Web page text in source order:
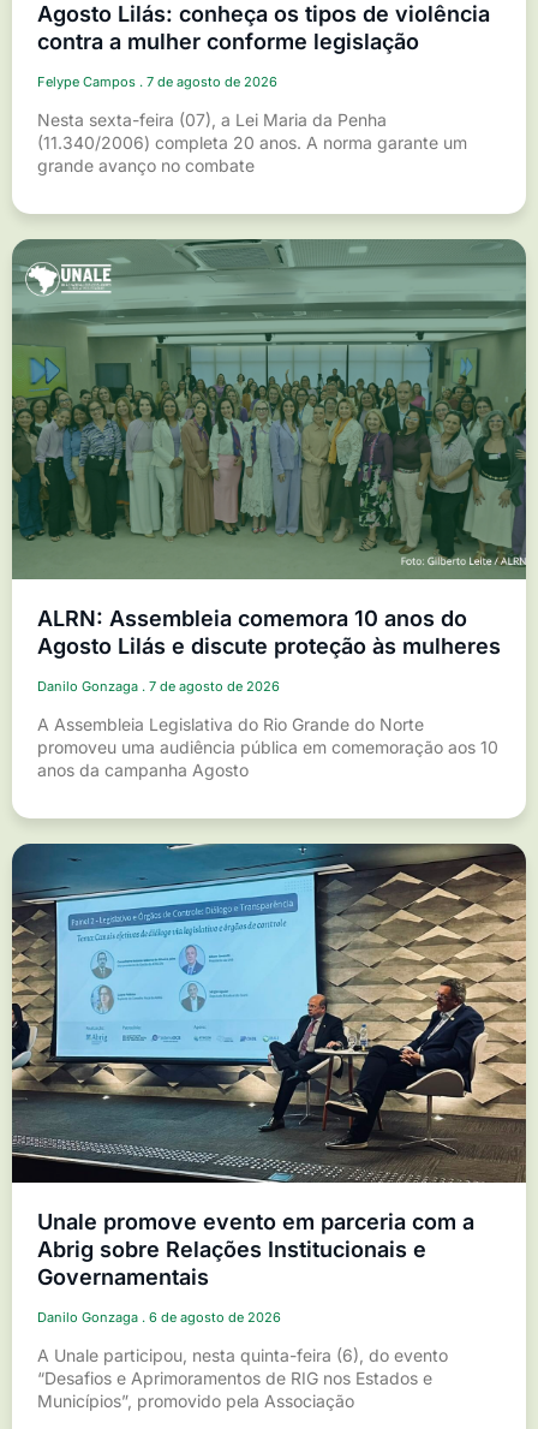
Agosto Lilás: conheça os tipos de violência
contra a mulher conforme legislação
Felype Campos 7 de agosto de 2026
Nesta sexta-feira (07), a Lei Maria da Penha
(11.340/2006) completa 20 anos. A norma garante um
grande avanço no combate
ALRN: Assembleia comemora 10 anos do
Agosto Lilás e discute proteção às mulheres
Danilo Gonzaga 7 de agosto de 2026
A Assembleia Legislativa do Rio Grande do Norte
promoveu uma audiência pública em comemoração aos 10
anos da campanha Agosto
Unale promove evento em parceria com a
Abrig sobre Relações Institucionais e
Governamentais
Danilo Gonzaga 6 de agosto de 2026
A Unale participou, nesta quinta-feira (6), do evento
“Desafios e Aprimoramentos de RIG nos Estados e
Municípios”, promovido pela Associação